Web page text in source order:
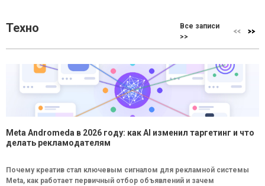
Техно
Все записи
>>
Meta Andromeda в 2026 году: как AI изменил таргетинг и что
делать рекламодателям
Почему креатив стал ключевым сигналом для рекламной системы
Meta, как работает первичный отбор объявлений и зачем